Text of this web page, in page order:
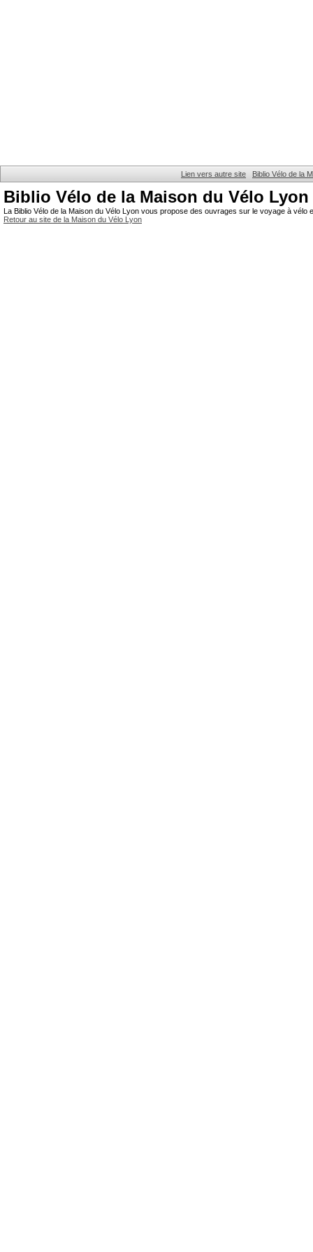
Lien vers autre site Biblio Vélo de la
Biblio Vélo de la Maison du Vélo Lyon
La Biblio Vélo de la Maison du Vélo Lyon vous propose des ouvrages sur le voyage à
Retour au site de la Maison du Vélo Lyon